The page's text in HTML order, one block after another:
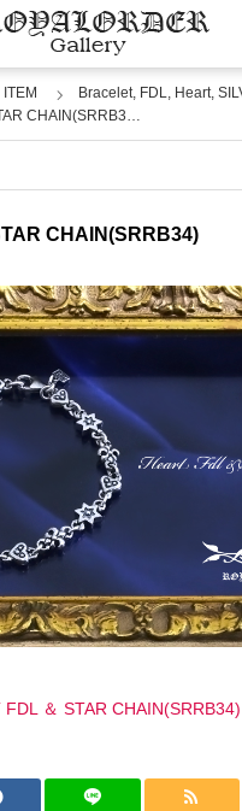
Bracelet, FDL, Heart,
CHAIN(SRRB3…
CHAIN(SRRB34)
FDL ＆ STAR CHAIN(SRRB34)